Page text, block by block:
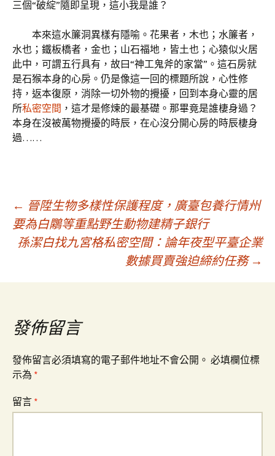
三個“破綻”隨即呈現，這小我是誰？
本來這水簾洞異樣有隱喻。花果者，木也；水簾者，
水也；鐵板橋者，金也；山石福地，皆土也；心猿似火居
此中，可謂五行具有，故曰“神工鬼斧的家當”。這石房就
是石猴本身的心房。仍是像這一回的標題所說，心性修
持，返本復原，消除一切外物的攪擾，回到本身心靈的居
所私密空間 ，這才是修煉的最基礎。那畢竟是誰棲身過？
本身在沒被萬物攪擾的時辰，在心沒分開心房的時辰棲身
過……
文
章
導
覽
← 晉陞生物多樣性保護程度，廣臺包養行情州
要為白鷴等重點野生動物建精子銀行
孫潔白找九宮格私密空間：論年夜型平臺企業
數據買賣強迫締約任務 →
發佈留言
發佈留言必須填寫的電子郵件地址不會公開。 必填欄位標
示為 *
留言 *